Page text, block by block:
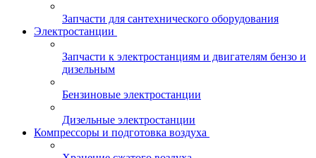
Запчасти для сантехнического оборудования
Электростанции
Запчасти к электростанциям и двигателям бензо и
дизельным
Бензиновые электростанции
Дизельные электростанции
Компрессоры и подготовка воздуха